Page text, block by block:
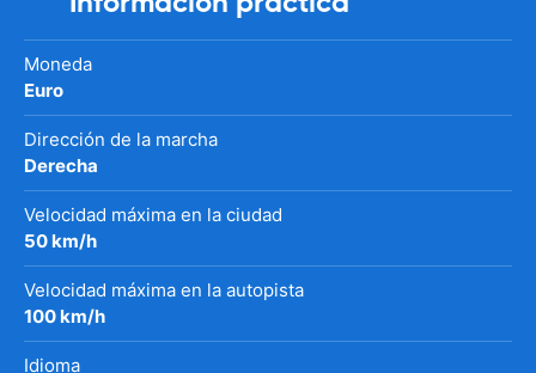
Moneda
Euro
Dirección de la marcha
Derecha
Velocidad máxima en la ciudad
50 km/h
Velocidad máxima en la autopista
100 km/h
Idioma